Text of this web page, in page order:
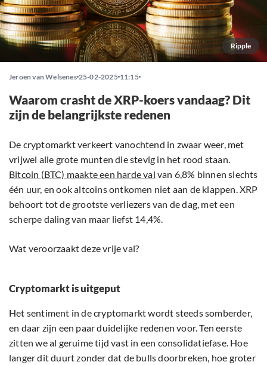
Ripple
Jeroen van Welsenes 25-02-2025 11:15
Waarom crasht de XRP-koers vandaag? Dit
zijn de belangrijkste redenen
De cryptomarkt verkeert vanochtend in zwaar weer, met
vrijwel alle grote munten die stevig in het rood staan.
Bitcoin (BTC) maakte een harde val van 6,8% binnen slechts
één uur, en ook altcoins ontkomen niet aan de klappen. XRP
behoort tot de grootste verliezers van de dag, met een
scherpe daling van maar liefst 14,4%.
Wat veroorzaakt deze vrije val?
Cryptomarkt is uitgeput
Het sentiment in de cryptomarkt wordt steeds somberder,
en daar zijn een paar duidelijke redenen voor. Ten eerste
zitten we al geruime tijd vast in een consolidatiefase. Hoe
langer dit duurt zonder dat de bulls doorbreken, hoe groter